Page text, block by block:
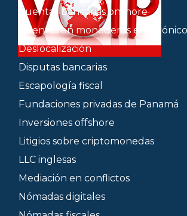
Cuentas bancarias onshore
Cuentas en monederos
Deslocalización
Disputas bancarias
Escapología fiscal
Fundaciones privadas de Panamá
Inversiones offshore
Litigios sobre criptomonedas
LLC inglesas
Mediación en conflictos
Nómadas digitales